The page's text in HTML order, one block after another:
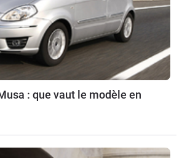
: que vaut le modèle en